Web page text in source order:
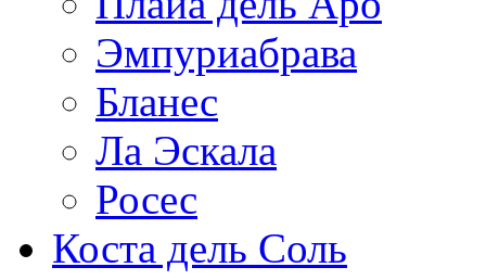
Эмпуриабрава
Бланес
Ла Эскала
Росес
Коста дель Соль